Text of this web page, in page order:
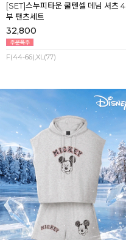
[SET]스누피타운 쿨텐셀 데님 셔츠 4
부 팬츠세트
32,800
F(44-66),XL(77)